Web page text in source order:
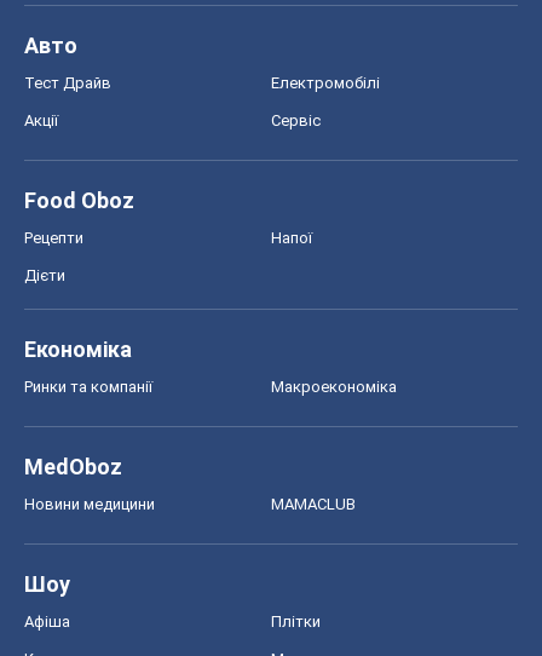
Авто
Тест Драйв Електромобілі
Акції Сервіс
Food Oboz
Рецепти Напої
Дієти
Економіка
Ринки та компанії Макроекономіка
MedOboz
Новини медицини MAMACLUB
Шоу
Афіша Плітки